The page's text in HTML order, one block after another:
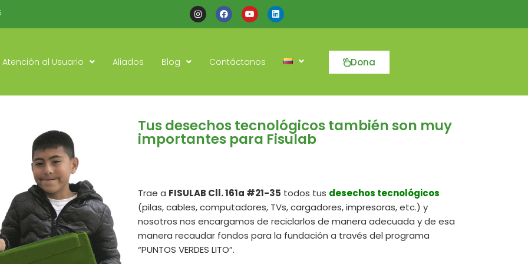
I
n
s
F
a
c
o
k
Y
o
u
e
L
i
n
Atención al Usuario Aliados Blog Contáctanos Dona
Tus desechos tecnológicos también son muy
importantes para Fisulab
Trae a FISULAB Cll. 161a #21-35 todos tus desechos tecnológicos
(pilas, cables, computadores, TVs, cargadores, impresoras, etc.) y
nosotros nos encargamos de reciclarlos de manera adecuada y de esa
manera recaudar fondos para la fundación a través del programa
“PUNTOS VERDES LITO”.